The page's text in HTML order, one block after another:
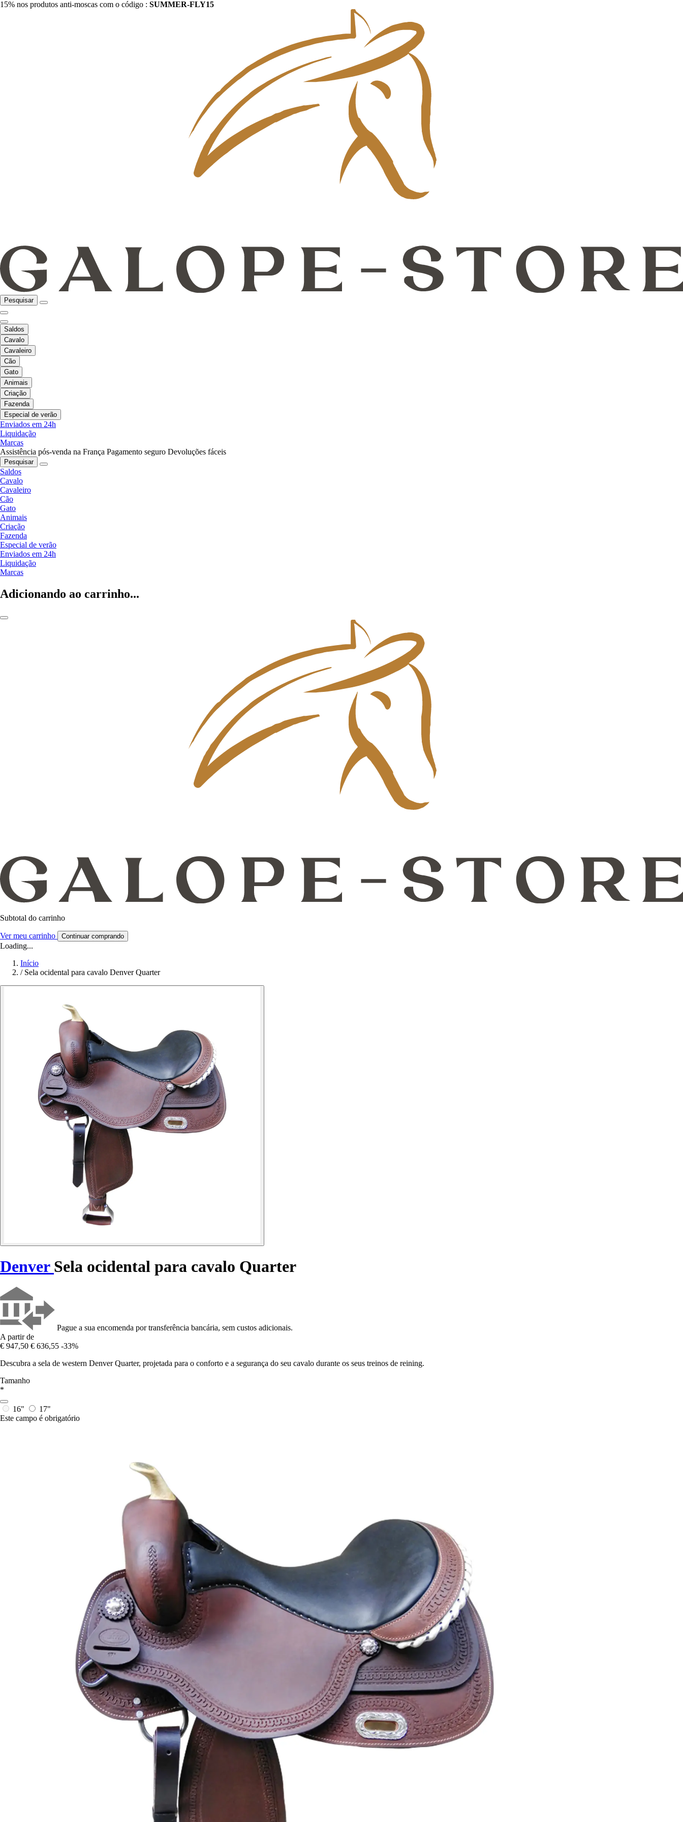
15% nos produtos anti-moscas com o código : SUMMER-FLY15
Pesquisar
Saldos
Cavalo
Cavaleiro
Cão
Gato
Animais
Criação
Fazenda
Especial de verão
Enviados em 24h
Liquidação
Marcas
Assistência pós-venda na França Pagamento seguro Devoluções fáceis
Pesquisar
Saldos
Cavalo
Cavaleiro
Cão
Gato
Animais
Criação
Fazenda
Especial de verão
Enviados em 24h
Liquidação
Marcas
Adicionando ao carrinho...
Subtotal do carrinho
Ver meu carrinho Continuar comprando
Loading...
Início
/ Sela ocidental para cavalo Denver Quarter
Denver Sela ocidental para cavalo Quarter
Pague a sua encomenda por transferência bancária, sem custos adicionais.
A partir de
€ 947,50 € 636,55 -33%
Descubra a sela de western Denver Quarter, projetada para o conforto e a segurança do seu cavalo durante os seus treinos de reining.
Tamanho
*
16"
17"
Este campo é obrigatório